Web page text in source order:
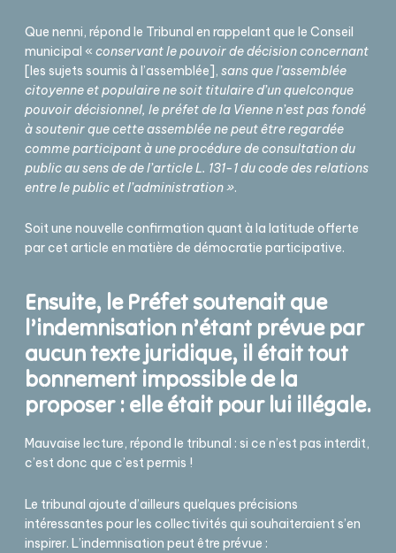
Que nenni, répond le Tribunal en rappelant que le Conseil
municipal « conservant le pouvoir de décision concernant
[les sujets soumis à l’assemblée], sans que l’assemblée
citoyenne et populaire ne soit titulaire d’un quelconque
pouvoir décisionnel, le préfet de la Vienne n’est pas fondé
à soutenir que cette assemblée ne peut être regardée
comme participant à une procédure de consultation du
public au sens de de l’article L. 131-1 du code des relations
entre le public et l’administration ».
Soit une nouvelle confirmation quant à la latitude offerte
par cet article en matière de démocratie participative.
Ensuite, le Préfet soutenait que
l’indemnisation n’étant prévue par
aucun texte juridique, il était tout
bonnement impossible de la
proposer : elle était pour lui illégale.
Mauvaise lecture, répond le tribunal : si ce n’est pas interdit,
c’est donc que c’est permis !
Le tribunal ajoute d’ailleurs quelques précisions
intéressantes pour les collectivités qui souhaiteraient s’en
inspirer. L’indemnisation peut être prévue :